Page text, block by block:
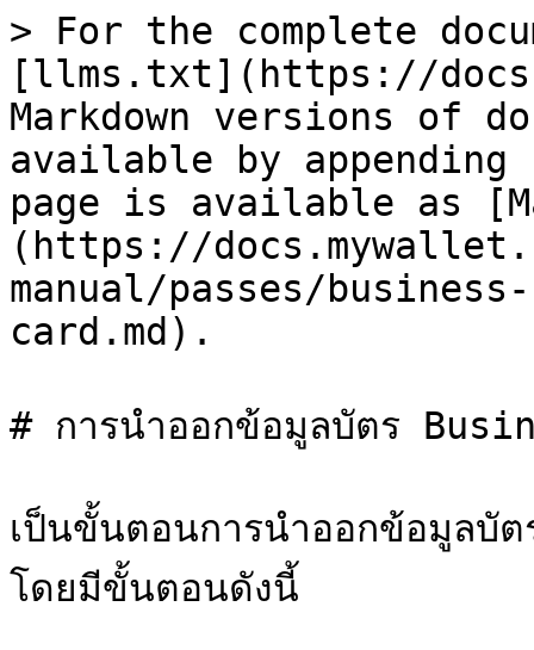
> For the complete
[llms.txt](https://
Markdown versions of
available by
page is available as
(https://
manual/passes/
card.md).
# การนำออกข้อมูลบัตร
เป็นขั้นตอนการนำออกข้อมูล
โดยมีขั้นตอนดังนี้